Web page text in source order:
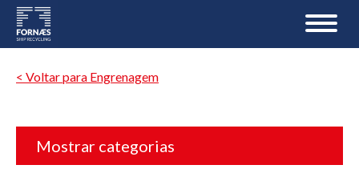
< Voltar para Engrenagem
Mostrar categorias